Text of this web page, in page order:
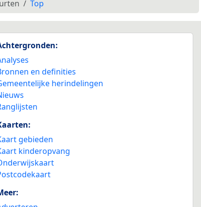
Top
en definities
herindelingen
gebieden
kinderopvang